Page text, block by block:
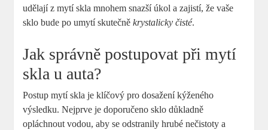
udělají z mytí skla mnohem snazší úkol a zajistí, že vaše
sklo bude po umytí skutečněkrystalicky čisté.
Jak správně postupovat při mytí
skla u auta?
Postup mytí skla je klíčový pro dosažení kýženého
výsledku. Nejprve je doporučeno sklo důkladně
opláchnout vodou, aby se odstranily hrubé nečistoty a